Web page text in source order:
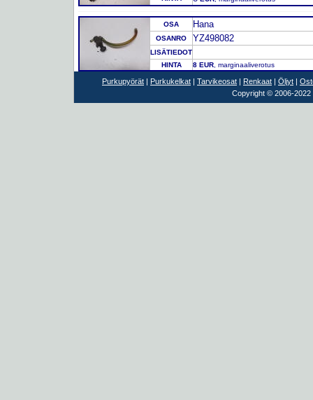
OSA Hana
OSANRO YZ498082
LISÄTIEDOT
HINTA
8 EUR , marginaaliverotus
Purkupyörät | Purkukelkat | Tarvikeosat | Renkaat | Öljyt |
Copyright © 2006-2022